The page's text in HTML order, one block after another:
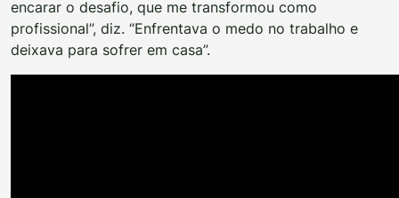
encarar o desafio, que me transformou como
profissional”, diz. “Enfrentava o medo no trabalho e
deixava para sofrer em casa”.